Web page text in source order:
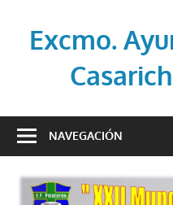
contenidoExcmo.
oficial
de
NAVEGACIÓN